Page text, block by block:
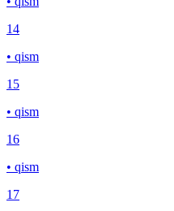
14
• qism
15
• qism
16
• qism
17